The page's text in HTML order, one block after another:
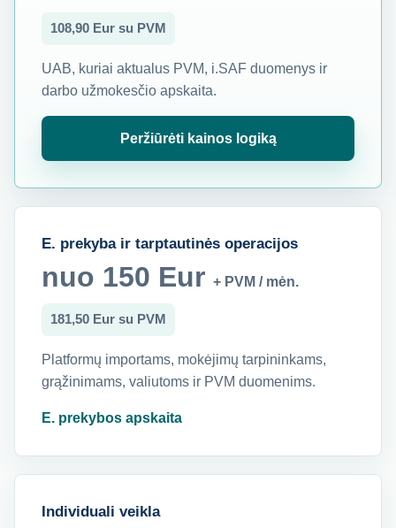
108,90 Eur su PVM
UAB, kuriai aktualus PVM, i.SAF duomenys ir
darbo užmokesčio apskaita.
Peržiūrėti kainos logiką
E. prekyba ir tarptautinės operacijos
nuo 150 Eur + PVM / mėn.
181,50 Eur su PVM
Platformų importams, mokėjimų tarpininkams,
grąžinimams, valiutoms ir PVM duomenims.
E. prekybos apskaita
Individuali veikla